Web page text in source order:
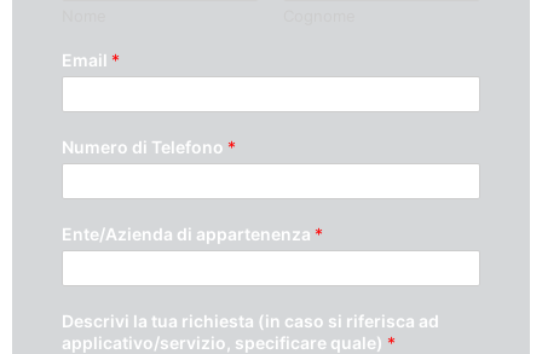
Email *
Numero di Telefono *
Ente/Azienda di appartenenza *
Descrivi la tua richiesta (in caso si riferisca ad
applicativo/servizio, specificare quale) *